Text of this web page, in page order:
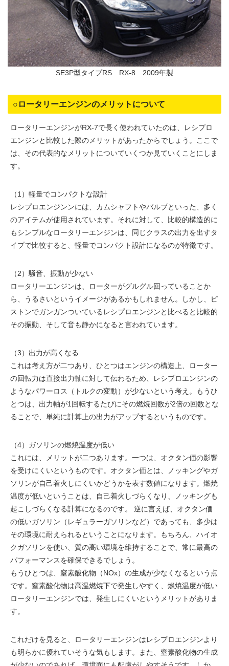
SE3P型タイプRS RX-8 2009年製
○ロータリーエンジンのメリットについて
ロータリーエンジンがRX-7で長く使われていたのは、レシプロ
エンジンと比較した際のメリットがあったからでしょう。ここで
は、その代表的なメリットについていくつか見ていくことにしま
す。
（1）軽量でコンパクトな設計
レシプロエンジンンには、カムシャフトやバルブといった、多く
のアイテムが使用されています。それに対して、比較的構造的に
もシンプルなロータリーエンジンは、同じクラスの出力を出すタ
イプで比較すると、軽量でコンパクト設計になるのが特徴です。
（2）騒音、振動が少ない
ロータリーエンジンは、ローターがグルグル回っていることか
ら、うるさいというイメージがあるかもしれません。しかし、ピ
ストンでガンガンついているレシプロエンジンと比べると比較的
その振動、そして音も静かになると言われています。
（3）出力が高くなる
これは考え方が二つあり、ひとつはエンジンの構造上、ローター
の回転力は直接出力軸に対して伝わるため、レシプロエンジンの
ようなパワーロス（トルクの変動）が少ないという考え。もうひ
とつは、出力軸が1回転するたびにその燃焼回数が2倍の回数とな
ることで、単純に計算上の出力がアップするというものです。
（4）ガソリンの燃焼温度が低い
これには、メリットが二つあります。一つは、オクタン価の影響
を受けにくいというものです。オクタン価とは、ノッキングやガ
ソリンが自己着火しにくいかどうかを表す数値になります。燃焼
温度が低いということは、自己着火しづらくなり、ノッキングも
起こしづらくなる計算になるのです。 逆に言えば、オクタン価
の低いガソリン（レギュラーガソリンなど）であっても、多少は
その環境に耐えられるということになります。もちろん、ハイオ
クガソリンを使い、質の高い環境を維持することで、常に最高の
パフォーマンスを確保できるでしょう。
もうひとつは、窒素酸化物（NOx）の生成が少なくなるという点
です。窒素酸化物は高温燃焼下で発生しやすく、燃焼温度が低い
ロータリーエンジンでは、発生しにくいというメリットがありま
す。
これだけを見ると、ロータリーエンジンはレシプロエンジンより
も明らかに優れていそうな気もします。また、窒素酸化物の生成